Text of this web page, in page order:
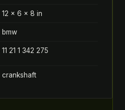
12 × 6 × 8 in
bmw
11 21 1 342 275
crankshaft